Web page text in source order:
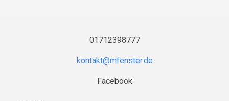
01712398777
Facebook